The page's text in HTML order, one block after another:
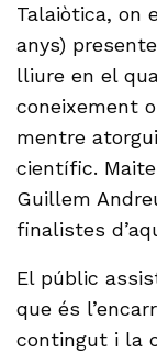
Talaiòtica, on
anys)
lliure en el
coneixement
mentre
científic.
Guillem
finalistes
El públic
que és
contingut i la